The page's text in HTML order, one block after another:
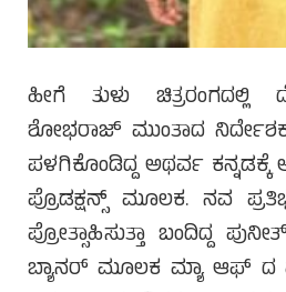
ಹೀಗೆ ತುಳು ಚಿತ್ರರಂಗದಲ್ಲಿ
ಶೋಭರಾಜ್ ಮುಂತಾದ
ಪಳಗಿಕೊಂಡಿದ್ದ ಅಥರ್ವ
ಪ್ರೊಡಕ್ಷನ್ಸ್ ಮೂಲಕ. ನವ
ಪ್ರೋತ್ಸಾಹಿಸುತ್ತಾ ಬಂದಿದ್ದ
ಬ್ಯಾನರ್ ಮೂಲಕ ಮ್ಯಾ ಆಫ್ ದ